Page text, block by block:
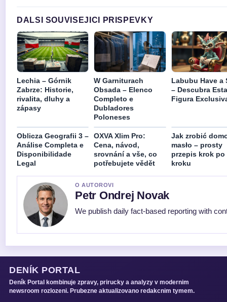
DALSI SOUVISEJICI PRISPEVKY
Lechia – Górnik
Zabrze: Historie,
rivalita, dluhy a
zápasy
W Garniturach
Obsada – Elenco
Completo e
Dubladores
Poloneses
Labubu Have a
– Descubra Esta
Figura
Oblicza Geografii 3 –
Análise Completa e
Disponibilidade
Legal
OXVA Xlim Pro:
Cena, návod,
srovnání a vše, co
potřebujete vědět
Jak zrobić
masło – prosty
przepis krok po
kroku
O AUTOROVI
Petr Ondrej Novak
We publish daily fact-based reporting with
DENÍK PORTAL
Deník Portal kombinuje zpravy, prirucky a analyzy v modernim
newsroom rozlozeni. Prubezne aktualizovano redakcnim tymem.